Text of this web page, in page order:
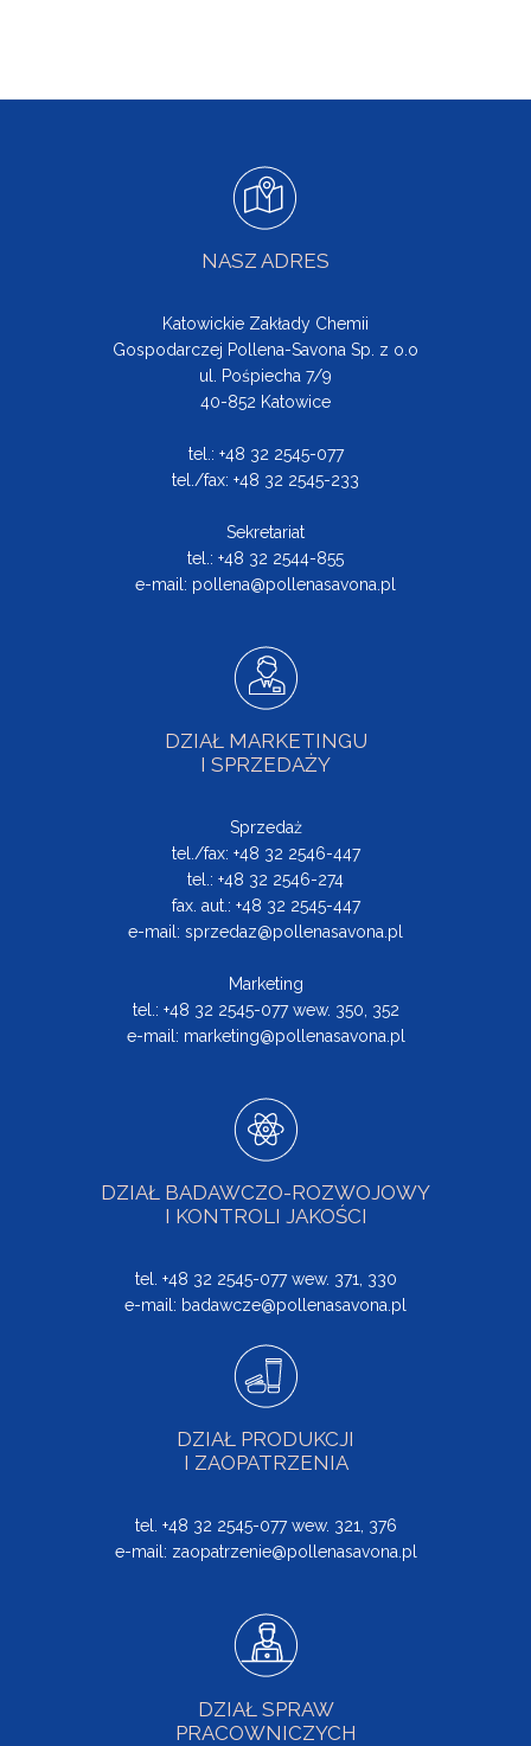
NASZ ADRES
Katowickie Zakłady Chemii
Gospodarczej Pollena-Savona Sp. z o.o
ul. Pośpiecha 7/9
40-852 Katowice
tel.: +48 32 2545-077
tel./fax: +48 32 2545-233
Sekretariat
tel.: +48 32 2544-855
e-mail: pollena@pollenasavona.pl
DZIAŁ MARKETINGU
I SPRZEDAŻY
Sprzedaż
tel./fax: +48 32 2546-447
tel.: +48 32 2546-274
fax. aut.: +48 32 2545-447
e-mail: sprzedaz@pollenasavona.pl
Marketing
tel.: +48 32 2545-077 wew. 350, 352
e-mail: marketing@pollenasavona.pl
DZIAŁ BADAWCZO-ROZWOJOWY
I KONTROLI JAKOŚCI
tel. +48 32 2545-077 wew. 371, 330
e-mail: badawcze@pollenasavona.pl
DZIAŁ PRODUKCJI
I ZAOPATRZENIA
tel. +48 32 2545-077 wew. 321, 376
e-mail: zaopatrzenie@pollenasavona.pl
DZIAŁ SPRAW
PRACOWNICZYCH